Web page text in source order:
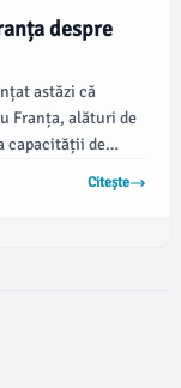
despre
astăzi că
Franța, alături de
capacității de
stadii incipiente,
de securitate al
Citește